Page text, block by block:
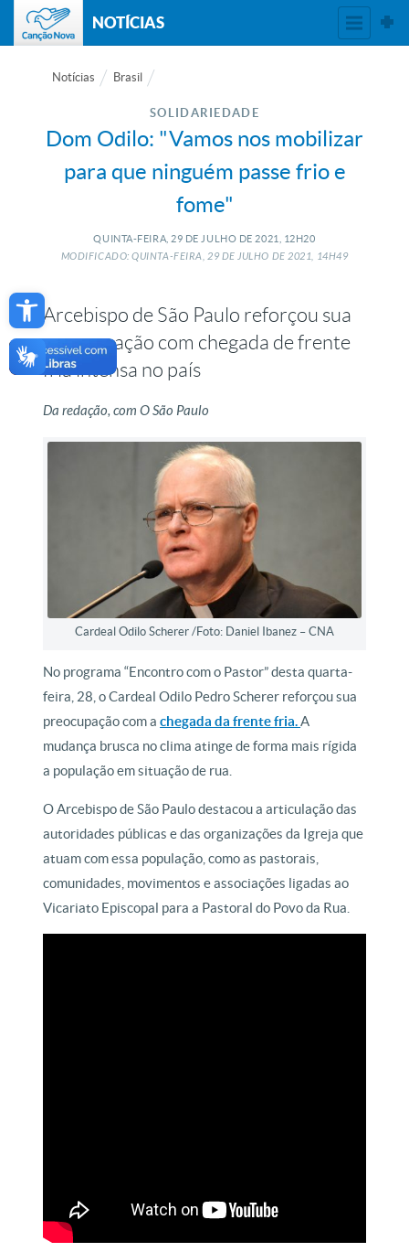
Open toolbar
NOTÍCIAS
Notícias Brasil
SOLIDARIEDADE
Dom Odilo: "Vamos nos mobilizar
para que ninguém passe frio e
fome"
QUINTA-FEIRA, 29 DE JULHO DE 2021, 12H20
MODIFICADO: QUINTA-FEIRA, 29DEJULHO DE2021, 14H49
Arcebispo de São Paulo reforçou sua
preocupação com chegada de frente
fria intensa no país
Da redação, com O São Paulo
Cardeal Odilo Scherer /Foto: Daniel Ibanez – CNA
No programa “Encontro com o Pastor” desta quarta-
feira, 28, o Cardeal Odilo Pedro Scherer reforçou sua
preocupação com achegada da frente fria.A
mudança brusca no clima atinge de forma mais rígida
a população em situação de rua.
O Arcebispo de São Paulo destacou a articulação das
autoridades públicas e das organizações da Igreja que
atuam com essa população, como as pastorais,
comunidades, movimentos e associações ligadas ao
Vicariato Episcopal para a Pastoral do Povo da Rua.